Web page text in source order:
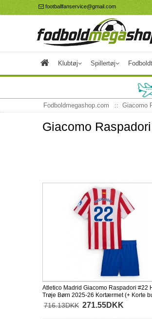
footballfanservice@gmail.com
Klubtøj Spillertøj
Fodboldmegashop.com Giacomo
Giacomo
Atletico Madrid Giacomo Raspadori #22
Trøje Børn 2025-26 Kortærmet (+ Korte
716.13DKK 271.55DKK